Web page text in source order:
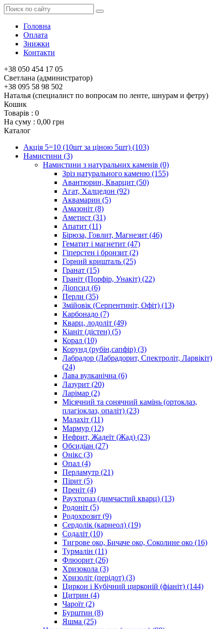
Головна
Оплата
Знижки
Контакти
+38 050 454 17 05
Светлана (администратор)
+38 095 58 98 502
Наталья (специалист по вопросам по ленте, шнурам и фетру)
Кошик
Товарів : 0
На суму : 0,00 грн
Каталог
Акція 5=10 (10шт за ціною 5шт) (103)
Намистини (3)
Намистини з натуральних каменів (0)
Зріз натурального каменю (155)
Авантюрин, Кварцит (50)
Агат, Халцедон (92)
Аквамарин (5)
Амазоніт (8)
Аметист (31)
Апатит (11)
Бірюза, Говлит, Магнезит (46)
Гематит і магнетит (47)
Гіперстен і бронзит (2)
Горний кришталь (25)
Гранат (15)
Граніт (Порфір, Унакіт) (22)
Діопсид (6)
Перли (35)
Змійовік (Серпентиніт, Офіт) (13)
Карбонадо (7)
Кварц, лодоліт (49)
Кіаніт (дістен) (5)
Корал (10)
Корунд (рубін,сапфір) (3)
Лабрадор (Лабрадорит, Спектроліт, Ларвікіт)
(24)
Лава вулканічна (6)
Лазурит (20)
Ларімар (2)
Місячний та сонячний камінь (ортоклаз,
плагіоклаз, опаліт) (23)
Малахіт (11)
Мармур (12)
Нефрит, Жадеїт (Жад) (23)
Обсидіан (27)
Онікс (3)
Опал (4)
Перламутр (21)
Пірит (5)
Преніт (4)
Раухтопаз (димчастий кварц) (13)
Родоніт (5)
Родохрозит (9)
Сердолік (карнеол) (19)
Содаліт (10)
Тигрове око, Бичаче око, Соколине око (16)
Турмалін (11)
Флюорит (26)
Хризокола (3)
Хризоліт (перідот) (3)
Циркон і Кубічний цирконій (фіаніт) (144)
Цитрин (4)
Чароїт (2)
Бурштин (8)
Яшма (25)